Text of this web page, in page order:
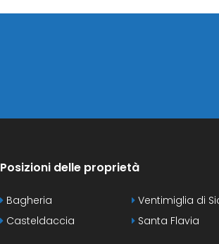
Posizioni delle proprietà
Bagheria
Casteldaccia
Ventimiglia di
Santa Flavia